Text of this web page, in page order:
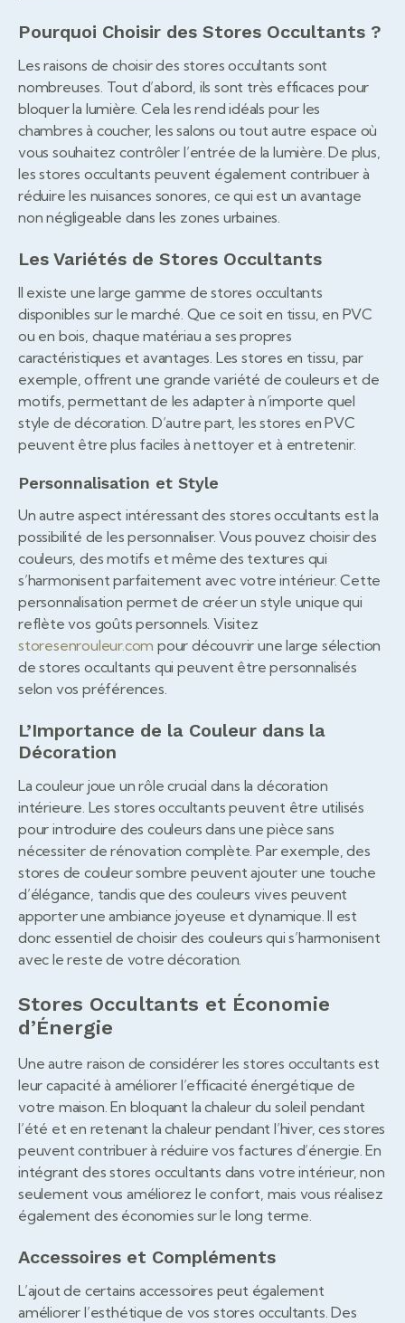
Pourquoi Choisir des Stores Occultants ?
Les raisons de choisir des stores occultants sont
nombreuses. Tout d’abord, ils sont très efficaces pour
bloquer la lumière. Cela les rend idéals pour les
chambres à coucher, les salons ou tout autre espace où
vous souhaitez contrôler l’entrée de la lumière. De plus,
les stores occultants peuvent également contribuer à
réduire les nuisances sonores, ce qui est un avantage
non négligeable dans les zones urbaines.
Les Variétés de Stores Occultants
Il existe une large gamme de stores occultants
disponibles sur le marché. Que ce soit en tissu, en PVC
ou en bois, chaque matériau a ses propres
caractéristiques et avantages. Les stores en tissu, par
exemple, offrent une grande variété de couleurs et de
motifs, permettant de les adapter à n’importe quel
style de décoration. D’autre part, les stores en PVC
peuvent être plus faciles à nettoyer et à entretenir.
Personnalisation et Style
Un autre aspect intéressant des stores occultants est la
possibilité de les personnaliser. Vous pouvez choisir des
couleurs, des motifs et même des textures qui
s’harmonisent parfaitement avec votre intérieur. Cette
personnalisation permet de créer un style unique qui
reflète vos goûts personnels. Visitez
storesenrouleur.com pour découvrir une large sélection
de stores occultants qui peuvent être personnalisés
selon vos préférences.
L’Importance de la Couleur dans la
Décoration
La couleur joue un rôle crucial dans la décoration
intérieure. Les stores occultants peuvent être utilisés
pour introduire des couleurs dans une pièce sans
nécessiter de rénovation complète. Par exemple, des
stores de couleur sombre peuvent ajouter une touche
d’élégance, tandis que des couleurs vives peuvent
apporter une ambiance joyeuse et dynamique. Il est
donc essentiel de choisir des couleurs qui s’harmonisent
avec le reste de votre décoration.
Stores Occultants et Économie
d’Énergie
Une autre raison de considérer les stores occultants est
leur capacité à améliorer l’efficacité énergétique de
votre maison. En bloquant la chaleur du soleil pendant
l’été et en retenant la chaleur pendant l’hiver, ces stores
peuvent contribuer à réduire vos factures d’énergie. En
intégrant des stores occultants dans votre intérieur, non
seulement vous améliorez le confort, mais vous réalisez
également des économies sur le long terme.
Accessoires et Compléments
L’ajout de certains accessoires peut également
améliorer l’esthétique de vos stores occultants. Des